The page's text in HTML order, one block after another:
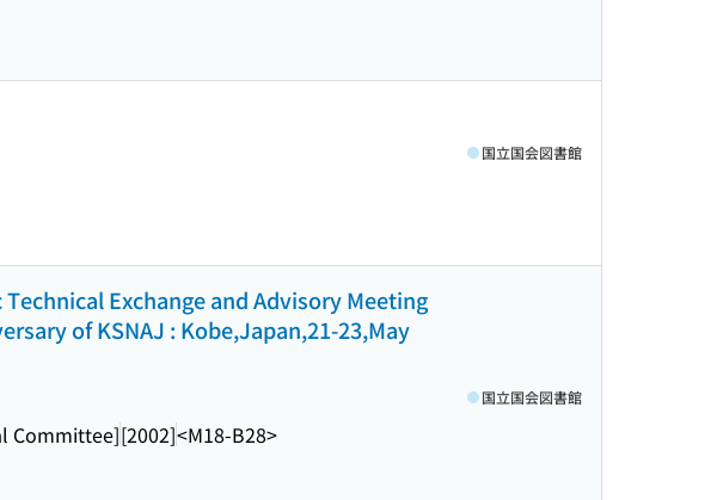
国立国会図書館
Exchange and Advisory Meeting
of KSNAJ : Kobe,Japan,21-23,May
Committee][2002]<M18-B28>
国立国会図書館